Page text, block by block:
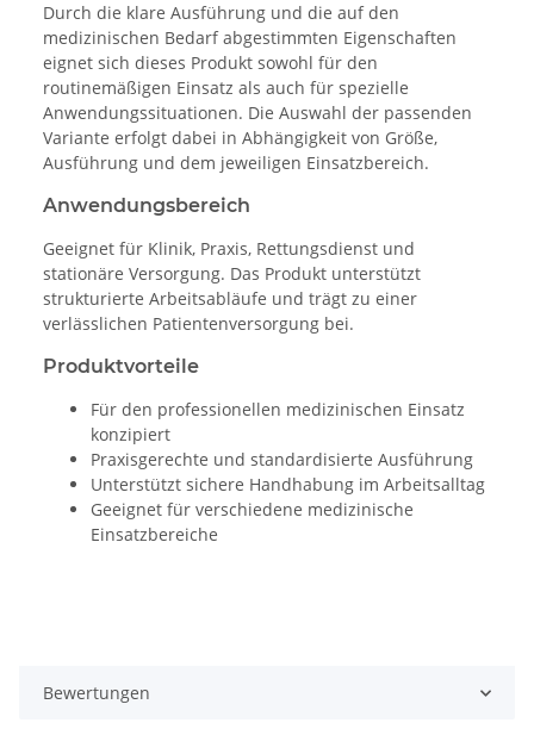
Durch die klare Ausführung und die auf den
medizinischen Bedarf abgestimmten Eigenschaften
eignet sich dieses Produkt sowohl für den
routinemäßigen Einsatz als auch für spezielle
Anwendungssituationen. Die Auswahl der passenden
Variante erfolgt dabei in Abhängigkeit von Größe,
Ausführung und dem jeweiligen Einsatzbereich.
Anwendungsbereich
Geeignet für Klinik, Praxis, Rettungsdienst und
stationäre Versorgung. Das Produkt unterstützt
strukturierte Arbeitsabläufe und trägt zu einer
verlässlichen Patientenversorgung bei.
Produktvorteile
Für den professionellen medizinischen Einsatz
konzipiert
Praxisgerechte und standardisierte Ausführung
Unterstützt sichere Handhabung im Arbeitsalltag
Geeignet für verschiedene medizinische
Einsatzbereiche
Bewertungen